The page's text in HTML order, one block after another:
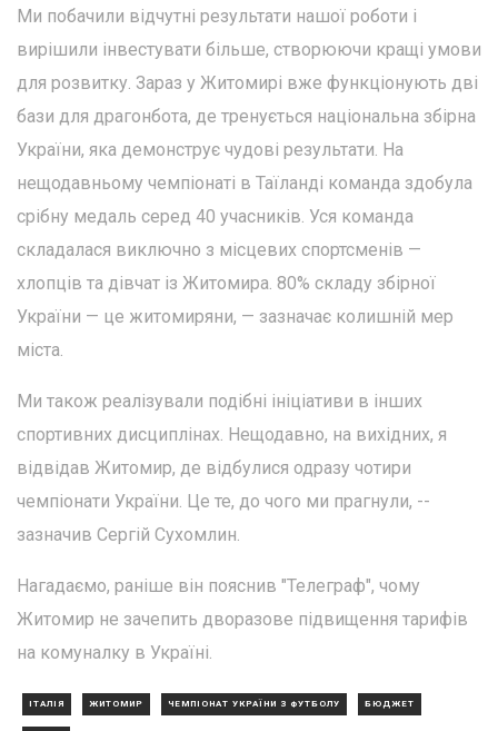
Ми побачили відчутні результати нашої роботи і
вирішили інвестувати більше, створюючи кращі умови
для розвитку. Зараз у Житомирі вже функціонують дві
бази для драгонбота, де тренується національна збірна
України, яка демонструє чудові результати. На
нещодавньому чемпіонаті в Таїланді команда здобула
срібну медаль серед 40 учасників. Уся команда
складалася виключно з місцевих спортсменів —
хлопців та дівчат із Житомира. 80% складу збірної
України — це житомиряни, — зазначає колишній мер
міста.
Ми також реалізували подібні ініціативи в інших
спортивних дисциплінах. Нещодавно, на вихідних, я
відвідав Житомир, де відбулися одразу чотири
чемпіонати України. Це те, до чого ми прагнули, --
зазначив Сергій Сухомлин.
Нагадаємо, раніше він пояснив "Телеграф", чому
Житомир не зачепить дворазове підвищення тарифів
на комуналку в Україні.
ІТАЛІЯ ЖИТОМИР ЧЕМПІОНАТ УКРАЇНИ З ФУТБОЛУ БЮДЖЕТ